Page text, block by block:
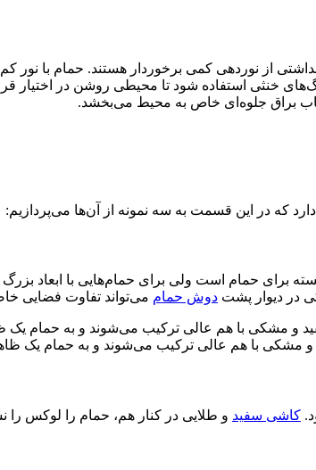
از نوردهی کمی برخوردار هستند. حمام با نور
خنثی استفاده شود تا محیطی روشن در اختیار
براق جلوه‌ای خاص به محیط می‌بخشد.
که در این قسمت به سه نمونه از آن‌ها می‌پردازیم:
برای حمام است ولی برای حمام‌هایی با ابعاد
در دیوار پشت دوش حمام می‌تواند تفاوت فضایی
و مشکی با هم عالی ترکیب می‌شوند و به حمام یک
کاشی سفید و طلایی در کنار هم، حمام را لوکس